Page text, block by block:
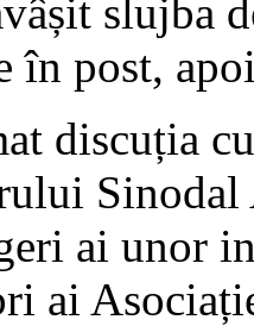
slujba
în post,
discuția
ai unor
ai